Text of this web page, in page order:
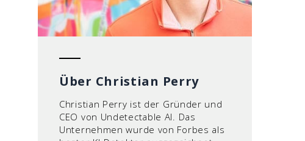
Über Christian Perry
Christian Perry ist der Gründer und
CEO von Undetectable AI. Das
Unternehmen wurde von Forbes als